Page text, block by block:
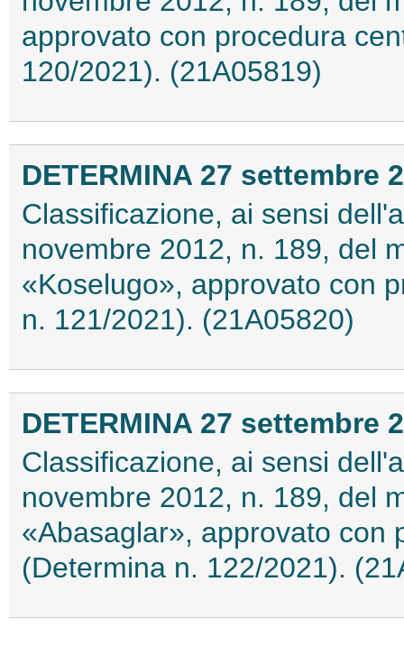
approvato con procedura
120/2021). (21A05819)
DETERMINA 27 settembre
Classificazione, ai sensi
novembre 2012, n. 189, del
«Koselugo», approvato con
n. 121/2021). (21A05820)
DETERMINA 27 settembre
Classificazione, ai sensi
novembre 2012, n. 189, del
«Abasaglar», approvato con
(Determina n. 122/2021).